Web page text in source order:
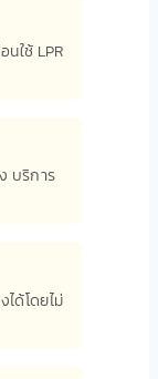
ใช้ LPR
บริการ
ด้โดยไม่